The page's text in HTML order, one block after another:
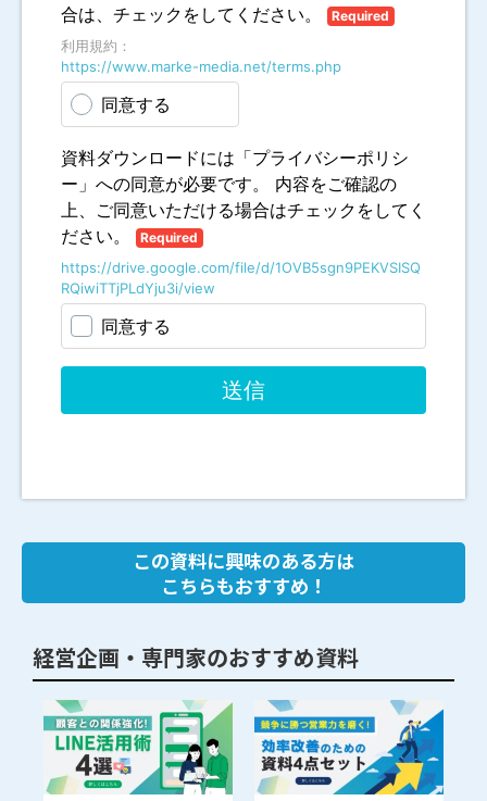
この資料に興味のある方は
こちらもおすすめ！
経営企画・専門家のおすすめ資料